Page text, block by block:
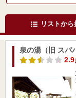
リストから
泉の湯（旧 スパ
2.9